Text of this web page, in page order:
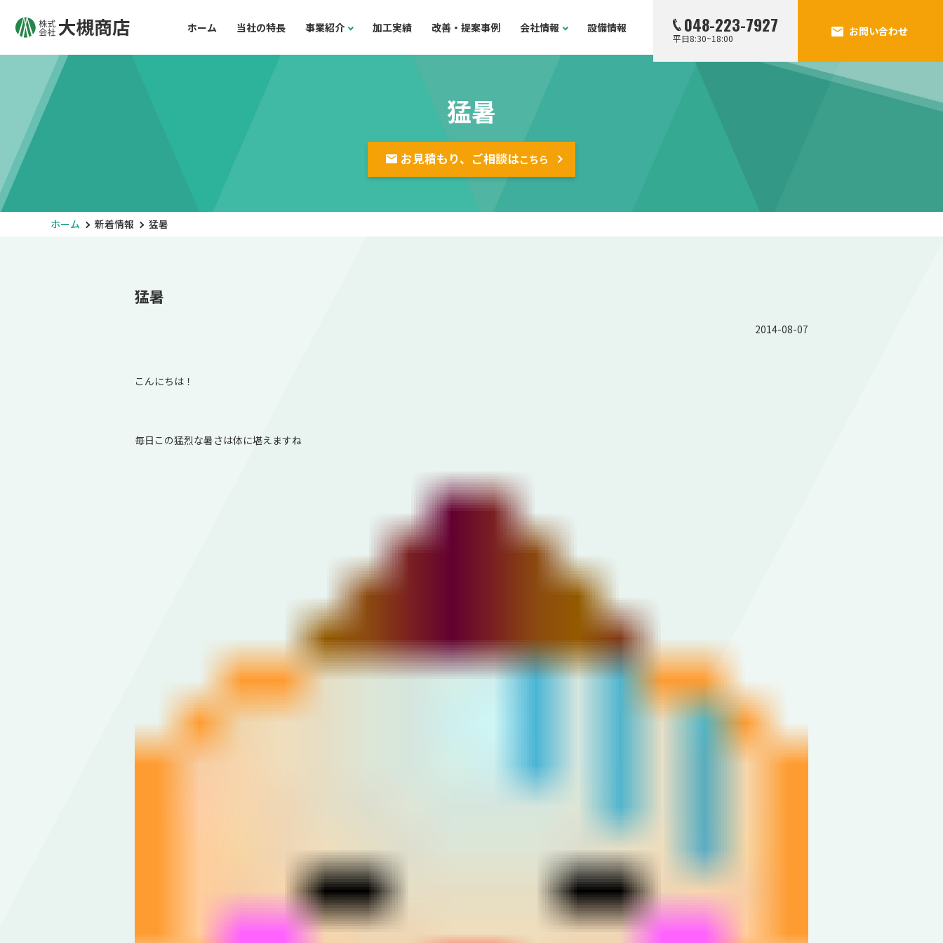
ホーム 当社の特長 事業紹介 加工実績 改善・提案事例 会社情報 設備情報 048-223-7927
平日8:30~18:00
お問い合わせ
猛暑
お見積もり、ご相談はこちら
ホーム 新着情報 猛暑
猛暑
2014-08-07
こんにちは！
毎日この猛烈な暑さは体に堪えますね